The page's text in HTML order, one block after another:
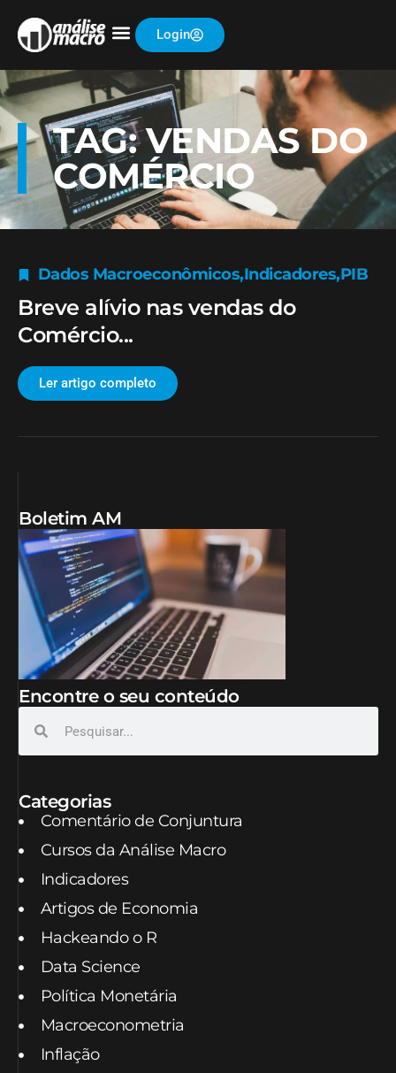
Login
TAG: VENDAS DO
COMÉRCIO
Dados Macroeconômicos,Indicadores,PIB
Breve alívio nas vendas do
Comércio...
Ler artigo completo
Boletim AM
Encontre o seu conteúdo
Categorias
Comentário de Conjuntura
Cursos da Análise Macro
Indicadores
Artigos de Economia
Hackeando o R
Data Science
Política Monetária
Macroeconometria
Inflação